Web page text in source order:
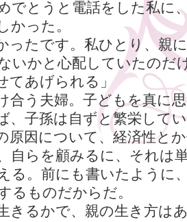
でとうと電話をした私に
かった。
ったです。私ひとり、親
いかと心配していたのだ
てあげられる」
合う夫婦。子どもを真に
、子孫は自ずと繁栄して
原因について、経済性と
自らを顧みるに、それは
る。前にも書いたように
るものだからだ。
きるかで、親の生き方は